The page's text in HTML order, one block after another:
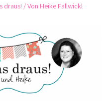
draus! / Von Heike Fallwickl